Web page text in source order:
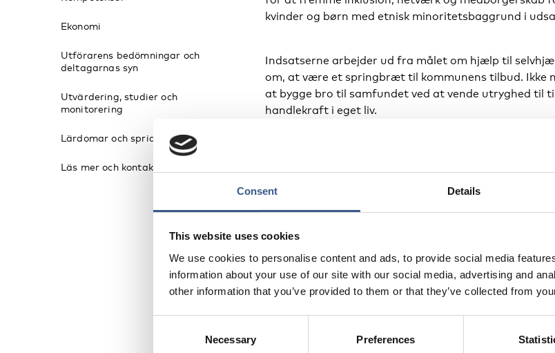
Consent Details
This website uses cookies
We use cookies to personalise content and ads, to provide social media
information about your use of our site with our social media, advertising and
other information that you’ve provided to them or that they’ve collected from
Necessary Preferences
Ekonomi
Utförarens bedömningar och
deltagarnas syn
Utvärdering, studier och
monitorering
Lärdomar och spridning
Läs mer och kontaktinformation
kvinder og børn med etnisk minoritetsbaggrund i
Indsatserne arbejder ud fra målet om hjælp til
om, at være et springbræt til kommunens tilbud. Ikke
at bygge bro til samfundet ved at vende utryghed til
handlekraft i eget liv.
helhedsorienterede integrationsindsatser fra
Kringlebakken er ligeledes fortaler for og med etniske
beboerne har ikke-vestlig baggrund.
Målgrupp